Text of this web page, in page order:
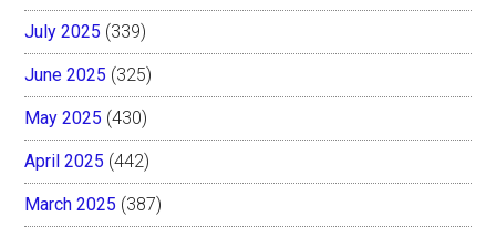
July 2025 (339)
June 2025 (325)
May 2025 (430)
April 2025 (442)
March 2025 (387)